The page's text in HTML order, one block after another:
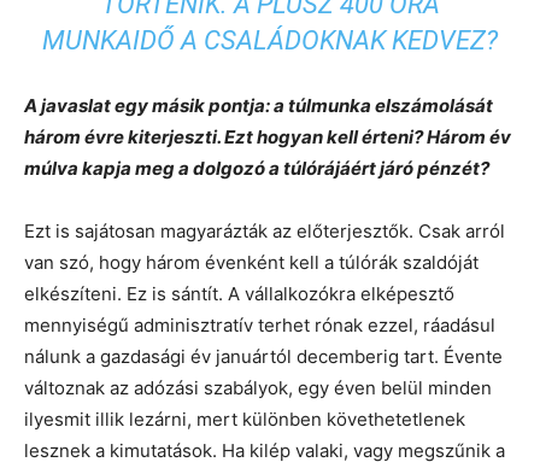
MUNKAIDŐ A CSALÁDOKNAK KEDVEZ?
A javaslat egy másik pontja: a túlmunka elszámolását
három évre kiterjeszti. Ezt hogyan kell érteni? Három év
múlva kapja meg a dolgozó a túlórájáért járó pénzét?
Ezt is sajátosan magyarázták az előterjesztők. Csak arról
van szó, hogy három évenként kell a túlórák szaldóját
elkészíteni. Ez is sántít. A vállalkozókra elképesztő
mennyiségű adminisztratív terhet rónak ezzel, ráadásul
nálunk a gazdasági év januártól decemberig tart. Évente
változnak az adózási szabályok, egy éven belül minden
ilyesmit illik lezárni, mert különben követhetetlenek
lesznek a kimutatások. Ha kilép valaki, vagy megszűnik a